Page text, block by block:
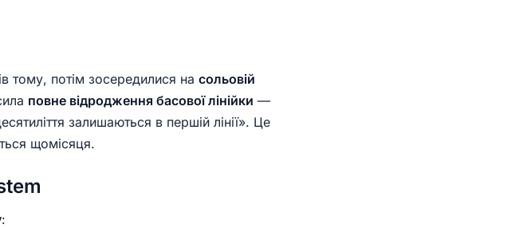
тому, потім зосередилися на сольовій
повне відродження басової лінійки —
залишаються в першій лінії». Це
щомісяця.
: